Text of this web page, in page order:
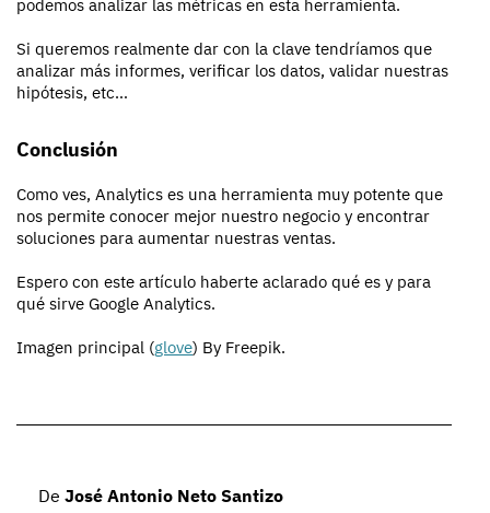
podemos analizar las métricas en esta herramienta.
Si queremos realmente dar con la clave tendríamos que
analizar más informes, verificar los datos, validar nuestras
hipótesis, etc…
Conclusión
Como ves, Analytics es una herramienta muy potente que
nos permite conocer mejor nuestro negocio y encontrar
soluciones para aumentar nuestras ventas.
Espero con este artículo haberte aclarado qué es y para
qué sirve Google Analytics.
Imagen principal (glove) By Freepik.
De José Antonio Neto Santizo